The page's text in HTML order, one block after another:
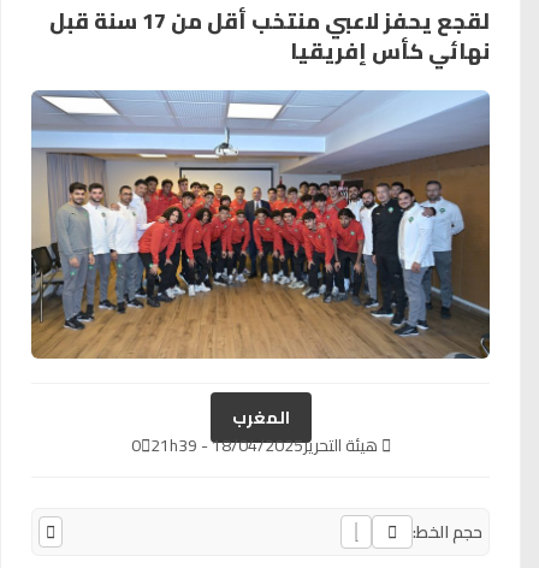
لقجع يحفز لاعبي منتخب أقل من 17 سنة قبل
نهائي كأس إفريقيا
المغرب
هيئة التحرير18/04/2025 - 21h39
0
حجم الخط: